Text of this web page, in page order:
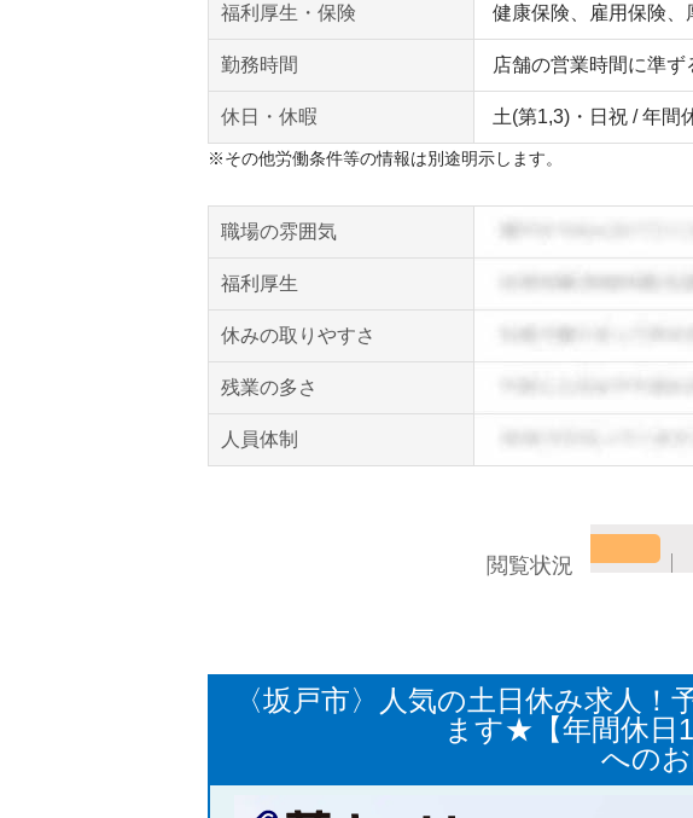
福利厚生・保険 健康保険、雇用保険、
勤務時間 店舗の営業時間に準ず
休日・休暇 土(第1,3)・日祝 / 年間
※その他労働条件等の情報は別途明示します。
職場の雰囲気
福利厚生
休みの取りやすさ
残業の多さ
人員体制
閲覧状況
〈坂戸市〉人気の土日休み求人
ます★【年間休日
への